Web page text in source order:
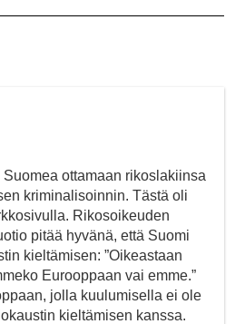
ottamaan rikoslakiinsa
kriminalisoinnin. Tästä oli
Rikosoikeuden
pitää hyvänä, että Suomi
kieltämisen: ”Oikeastaan
Eurooppaan vai emme.”
jolla kuulumisella ei ole
kieltämisen kanssa.